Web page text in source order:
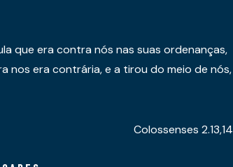
que era contra nós nas suas ordenanças,
nos era contrária, e a tirou do meio de nós,
Colossenses 2.13,14